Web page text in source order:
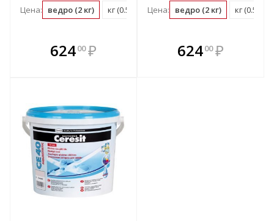
Цена: ведро (2 кг) кг (0.5 ведро)
62400 ₽
В комплекте
всегда выгоднее!
Цена: ведро (2 кг) кг (0.5
В комплекте
всегда выгоднее!
62400 ₽